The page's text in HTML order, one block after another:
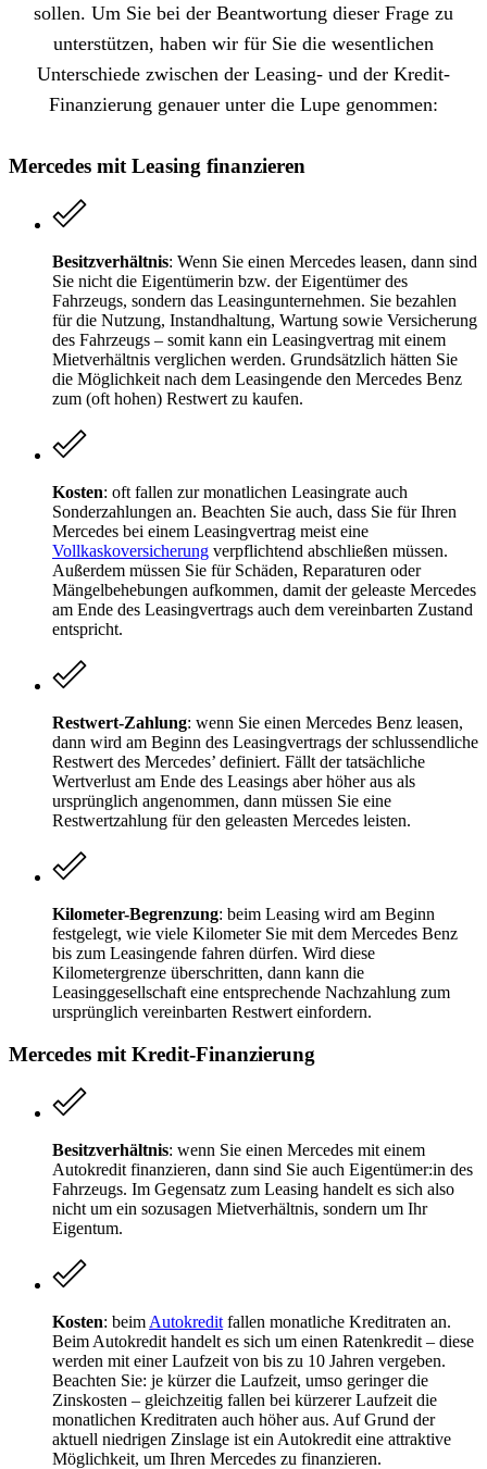
sollen. Um Sie bei der Beantwortung dieser Frage zu
unterstützen, haben wir für Sie die wesentlichen
Unterschiede zwischen der Leasing- und der Kredit-
Finanzierung genauer unter die Lupe genommen:
Mercedes mit Leasing finanzieren
Besitzverhältnis: Wenn Sie einen Mercedes leasen, dann sind
Sie nicht die Eigentümerin bzw. der Eigentümer des
Fahrzeugs, sondern das Leasingunternehmen. Sie bezahlen
für die Nutzung, Instandhaltung, Wartung sowie Versicherung
des Fahrzeugs – somit kann ein Leasingvertrag mit einem
Mietverhältnis verglichen werden. Grundsätzlich hätten Sie
die Möglichkeit nach dem Leasingende den Mercedes Benz
zum (oft hohen) Restwert zu kaufen.
Kosten: oft fallen zur monatlichen Leasingrate auch
Sonderzahlungen an. Beachten Sie auch, dass Sie für Ihren
Mercedes bei einem Leasingvertrag meist eine
Vollkaskoversicherung verpflichtend abschließen müssen.
Außerdem müssen Sie für Schäden, Reparaturen oder
Mängelbehebungen aufkommen, damit der geleaste Mercedes
am Ende des Leasingvertrags auch dem vereinbarten Zustand
entspricht.
Restwert-Zahlung: wenn Sie einen Mercedes Benz leasen,
dann wird am Beginn des Leasingvertrags der schlussendliche
Restwert des Mercedes’ definiert. Fällt der tatsächliche
Wertverlust am Ende des Leasings aber höher aus als
ursprünglich angenommen, dann müssen Sie eine
Restwertzahlung für den geleasten Mercedes leisten.
Kilometer-Begrenzung: beim Leasing wird am Beginn
festgelegt, wie viele Kilometer Sie mit dem Mercedes Benz
bis zum Leasingende fahren dürfen. Wird diese
Kilometergrenze überschritten, dann kann die
Leasinggesellschaft eine entsprechende Nachzahlung zum
ursprünglich vereinbarten Restwert einfordern.
Mercedes mit Kredit-Finanzierung
Besitzverhältnis: wenn Sie einen Mercedes mit einem
Autokredit finanzieren, dann sind Sie auch Eigentümer:in des
Fahrzeugs. Im Gegensatz zum Leasing handelt es sich also
nicht um ein sozusagen Mietverhältnis, sondern um Ihr
Eigentum.
Kosten: beim Autokredit fallen monatliche Kreditraten an.
Beim Autokredit handelt es sich um einen Ratenkredit – diese
werden mit einer Laufzeit von bis zu 10 Jahren vergeben.
Beachten Sie: je kürzer die Laufzeit, umso geringer die
Zinskosten – gleichzeitig fallen bei kürzerer Laufzeit die
monatlichen Kreditraten auch höher aus. Auf Grund der
aktuell niedrigen Zinslage ist ein Autokredit eine attraktive
Möglichkeit, um Ihren Mercedes zu finanzieren.